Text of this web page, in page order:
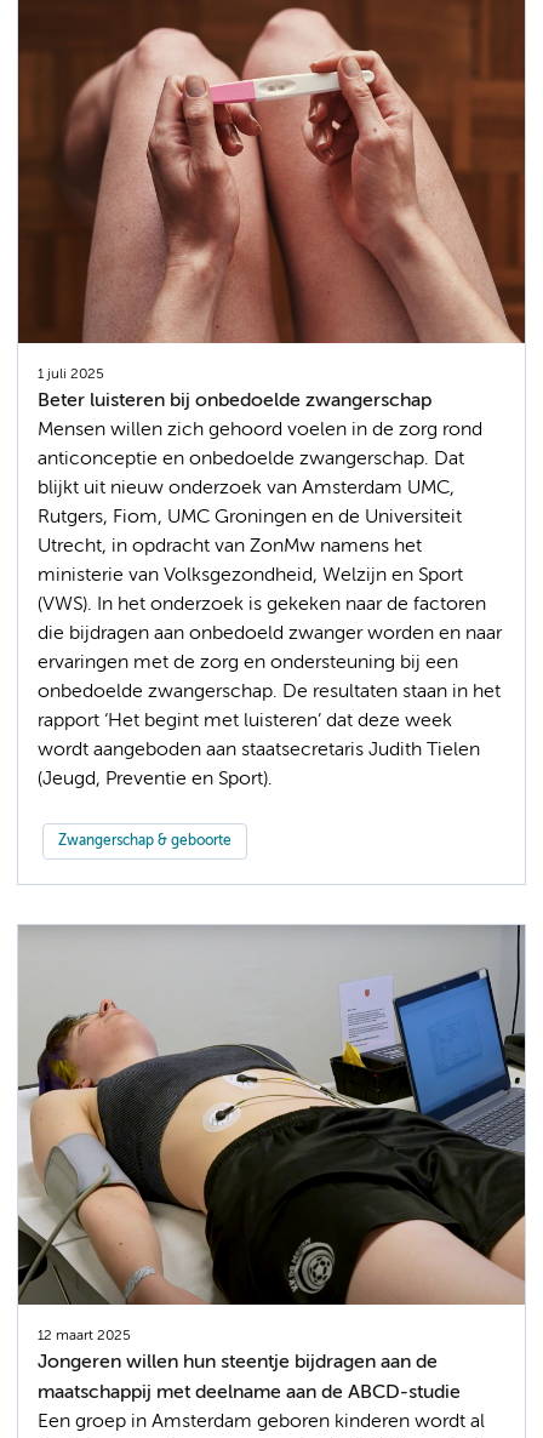
1 juli 2025
Beter luisteren bij onbedoelde zwangerschap
Mensen willen zich gehoord voelen in de zorg rond
anticonceptie en onbedoelde zwangerschap. Dat
blijkt uit nieuw onderzoek van Amsterdam UMC,
Rutgers, Fiom, UMC Groningen en de Universiteit
Utrecht, in opdracht van ZonMw namens het
ministerie van Volksgezondheid, Welzijn en Sport
(VWS). In het onderzoek is gekeken naar de factoren
die bijdragen aan onbedoeld zwanger worden en naar
ervaringen met de zorg en ondersteuning bij een
onbedoelde zwangerschap. De resultaten staan in het
rapport ‘Het begint met luisteren’ dat deze week
wordt aangeboden aan staatsecretaris Judith Tielen
(Jeugd, Preventie en Sport).
Zwangerschap & geboorte
12 maart 2025
Jongeren willen hun steentje bijdragen aan de
maatschappij met deelname aan de ABCD-studie
Een groep in Amsterdam geboren kinderen wordt al